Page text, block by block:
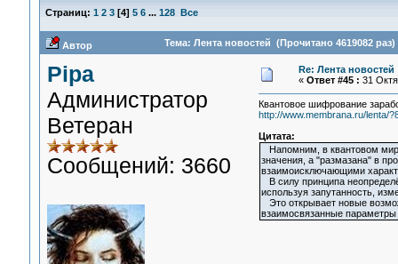
Страниц: 1 2 3[4] 5 6 ... 128 Все
Автор Тема: Лента новостей (Прочитано 4619082 раз)
Pipa
Администратор
Ветеран
Сообщений: 3660
Re: Лента новостей
« Ответ #45 : 31
Квантовое шифрование
http://www.membrana.ru/lenta/
Цитата:
Напомним, в квантовом мире
значения, а "размазана" в
взаимоисключающими
В силу принципа
используя запутанность,
Это открывает новые
взаимосвязанные